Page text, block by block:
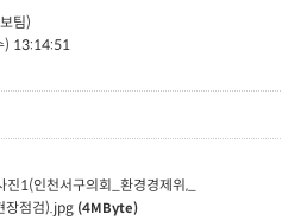
팀)
) 13:14:51
1(인천서구의회_환경경제위,_
장점검).jpg (4MByte)